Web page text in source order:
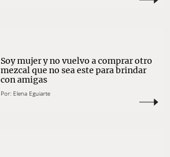
Soy mujer y no vuelvo a comprar otro
mezcal que no sea este para brindar
con amigas
Por: Elena Eguiarte